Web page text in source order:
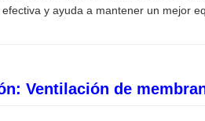
y ayuda a mantener un mejor
Ventilación de